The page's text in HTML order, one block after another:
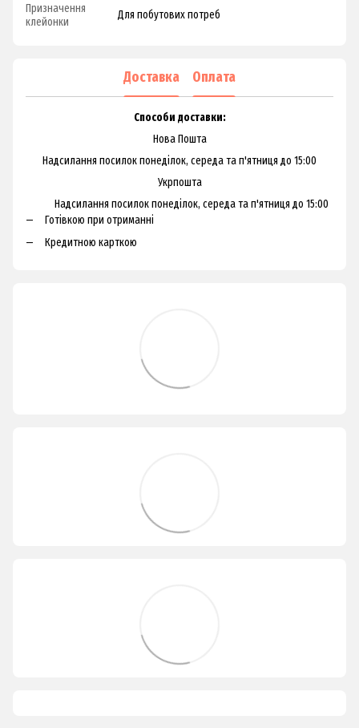
Призначення
клейонки
Для побутових потреб
Доставка Оплата
Способи доставки:
Нова Пошта
Надсилання посилок понеділок, середа та п'ятниця до 15:00
Укрпошта
Надсилання посилок понеділок, середа та п'ятниця до 15:00
Готівкою при отриманні
Кредитною карткою